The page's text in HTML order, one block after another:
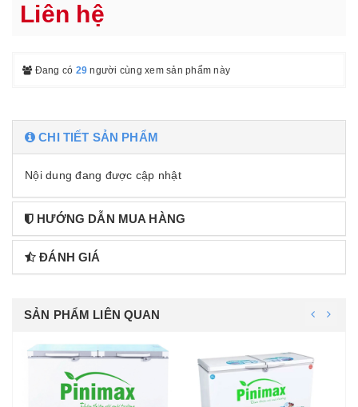
Liên hệ
Đang có 29 người cùng xem sản phẩm này
CHI TIẾT SẢN PHẨM
Nội dung đang được cập nhật
HƯỚNG DẪN MUA HÀNG
ĐÁNH GIÁ
SẢN PHẨM LIÊN QUAN